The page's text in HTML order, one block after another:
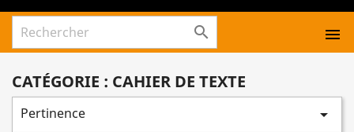
 
CATÉGORIE : CAHIER DE TEXTE
Pertinence 